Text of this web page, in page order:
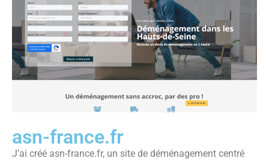
asn-france.fr
J’ai créé asn-france.fr, un site de déménagement centré